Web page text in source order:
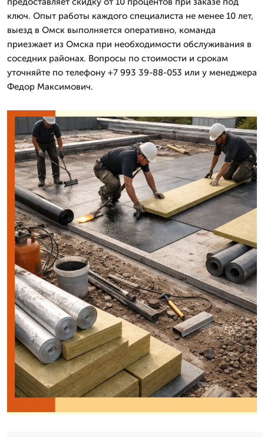
ключ. Опыт работы каждого специалиста не менее 10 лет,
выезд в Омск выполняется оперативно, команда
приезжает из Омска при необходимости обслуживания в
соседних районах. Вопросы по стоимости и срокам
уточняйте по телефону +7 993 39-88-053 или у менеджера
Федор Максимович.